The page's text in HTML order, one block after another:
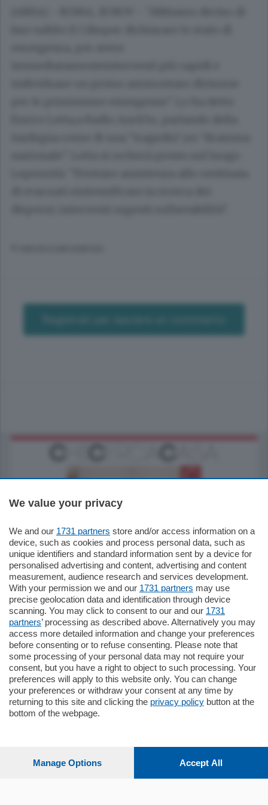
185.000€
Cernobbio - Como
Appartamento
Situato nella tranquilla frazione di Piazza
Santo Stefano, in un contesto riservato e a
pochi minuti …
mq.80
Sezioni
We value your privacy
We and our 1731 partners store and/or access information on a
device, such as cookies and process personal data, such as
unique identifiers and standard information sent by a device for
personalised advertising and content, advertising and content
measurement, audience research and services development.
With your permission we and our 1731 partners may use
precise geolocation data and identification through device
scanning. You may click to consent to our and our 1731
partners’ processing as described above. Alternatively you may
access more detailed information and change your preferences
before consenting or to refuse consenting. Please note that
some processing of your personal data may not require your
consent, but you have a right to object to such processing. Your
preferences will apply to this website only. You can change
your preferences or withdraw your consent at any time by
returning to this site and clicking the privacy policy button at the
bottom of the webpage.
Manage Options Accept All